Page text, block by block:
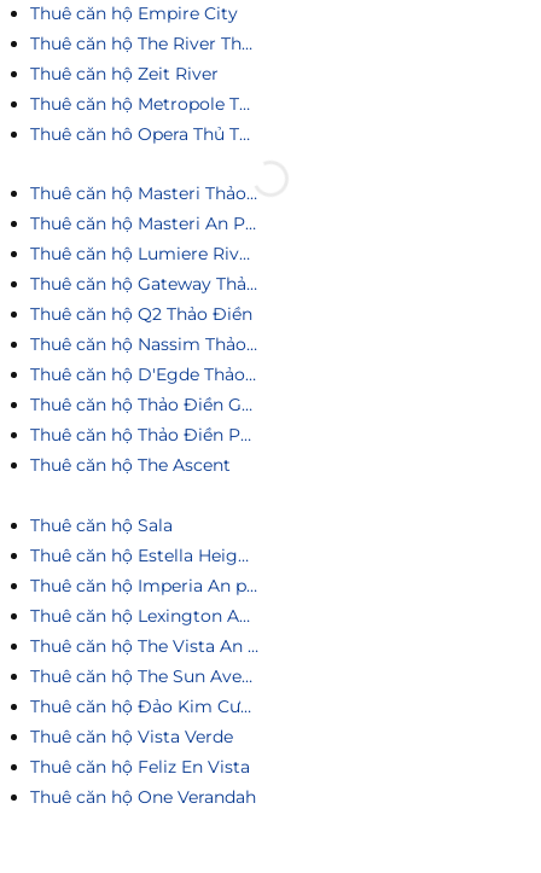
Thuê căn hộ Empire City
Thuê căn hộ The River Thủ Thiêm
Thuê căn hộ Zeit River
Thuê căn hộ Metropole Thủ Thiêm
Thuê căn hô Opera Thủ Thiêm
Thuê căn hộ Masteri Thảo Điền
Thuê căn hộ Masteri An Phú
Thuê căn hộ Lumiere Riverside
Thuê căn hộ Gateway Thảo Điền
Thuê căn hộ Q2 Thảo Điền
Thuê căn hộ Nassim Thảo Điền
Thuê căn hộ D'Egde Thảo Điền
Thuê căn hộ Thảo Điền Green
Thuê căn hộ Thảo Điền Pearl
Thuê căn hộ The Ascent
Thuê căn hộ Sala
Thuê căn hộ Estella Heights
Thuê căn hộ Imperia An phú
Thuê căn hộ Lexington An Phú
Thuê căn hộ The Vista An Phú
Thuê căn hộ The Sun Avenue
Thuê căn hộ Đảo Kim Cương
Thuê căn hộ Vista Verde
Thuê căn hộ Feliz En Vista
Thuê căn hộ One Verandah